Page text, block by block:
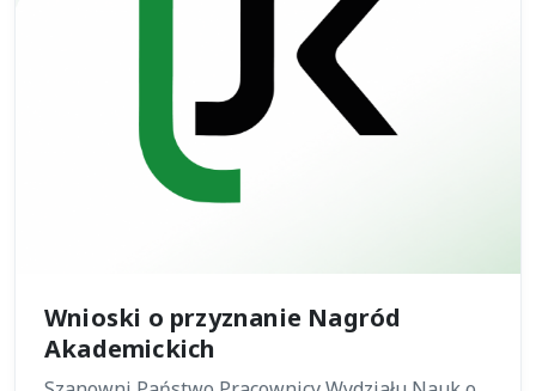
Wnioski o przyznanie Nagród
Akademickich